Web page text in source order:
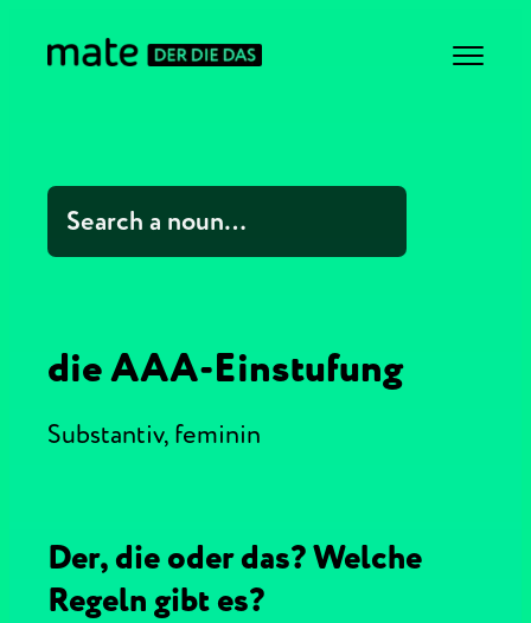
die AAA-Einstufung
Substantiv, feminin
Der, die oder das? Welche
Regeln gibt es?